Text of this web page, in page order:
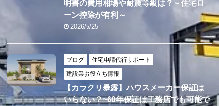
明書の費用相場や耐震等級は？～住宅ロ
ーン控除が有利～
2026/5/25
ブログ 住宅申請代行サポート
建設業お役立ち情報
【カラクリ暴露】ハウスメーカー保証は
いらない？~60年保証は工務店でも可能で